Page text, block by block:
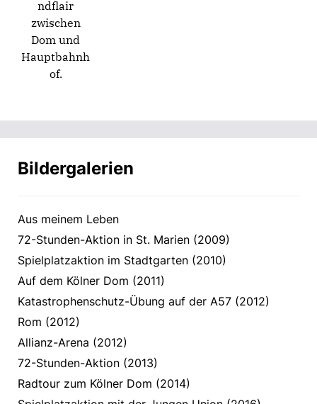
ndflair
zwischen
Dom und
Hauptbahnh
of.
Bildergalerien
Aus meinem Leben
72-Stunden-Aktion in St. Marien (2009)
Spielplatzaktion im Stadtgarten (2010)
Auf dem Kölner Dom (2011)
Katastrophenschutz-Übung auf der A57 (2012)
Rom (2012)
Allianz-Arena (2012)
72-Stunden-Aktion (2013)
Radtour zum Kölner Dom (2014)